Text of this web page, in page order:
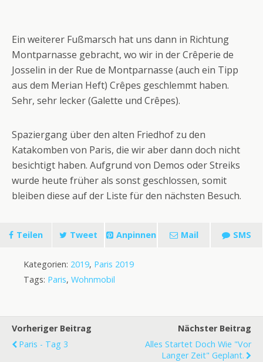
Ein weiterer Fußmarsch hat uns dann in Richtung
Montparnasse gebracht, wo wir in der Crêperie de
Josselin in der Rue de Montparnasse (auch ein Tipp
aus dem Merian Heft) Crêpes geschlemmt haben.
Sehr, sehr lecker (Galette und Crêpes).
Spaziergang über den alten Friedhof zu den
Katakomben von Paris, die wir aber dann doch nicht
besichtigt haben. Aufgrund von Demos oder Streiks
wurde heute früher als sonst geschlossen, somit
bleiben diese auf der Liste für den nächsten Besuch.
Teilen Tweet Anpinnen Mail SMS
Kategorien: 2019, Paris 2019
Tags: Paris, Wohnmobil
Vorheriger Beitrag
Paris - Tag 3
Nächster Beitrag
Alles Startet Doch Wie "vor
Langer Zeit" Geplant.